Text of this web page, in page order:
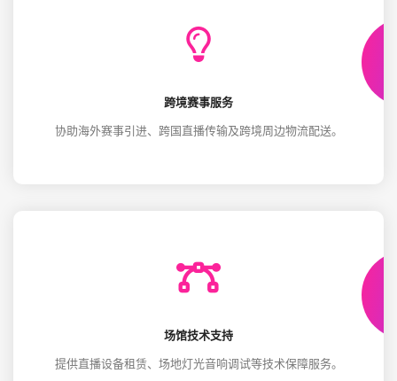
跨境赛事服务
协助海外赛事引进、跨国直播传输及跨境周边物流配送。
场馆技术支持
提供直播设备租赁、场地灯光音响调试等技术保障服务。